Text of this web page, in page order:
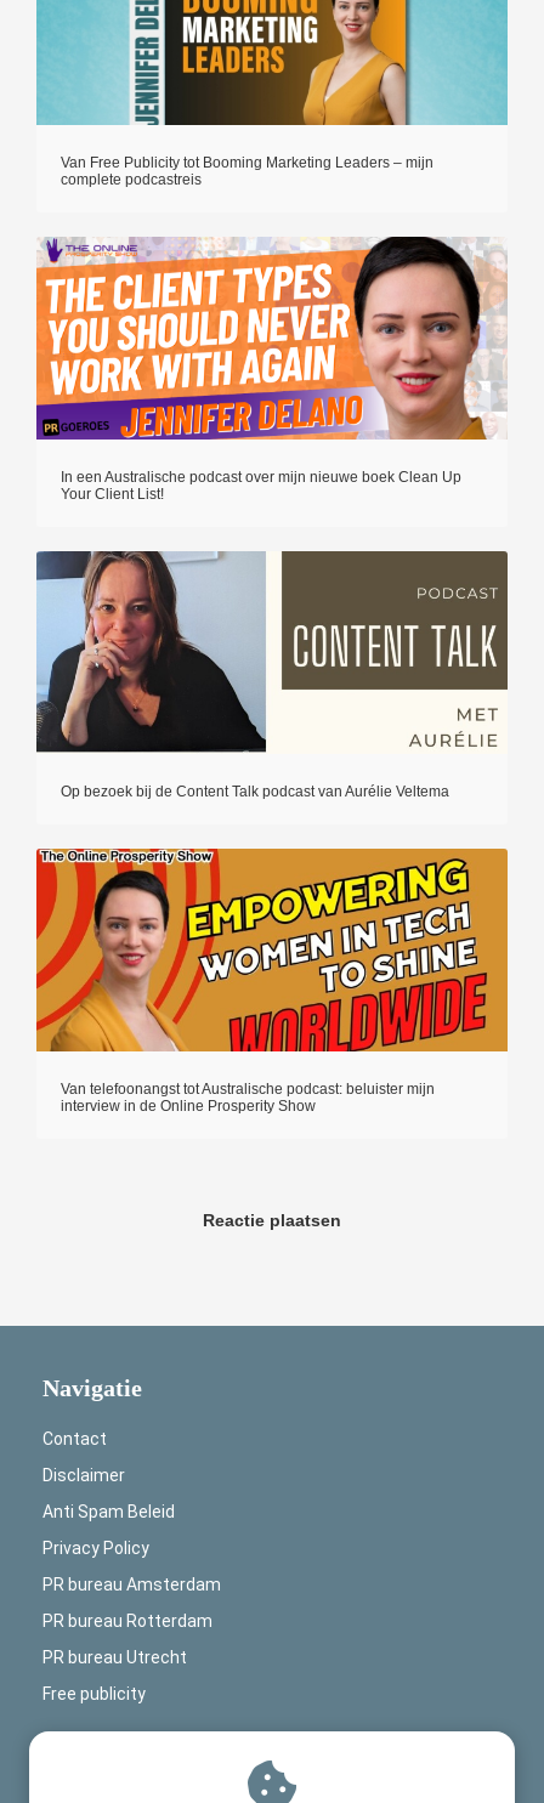
Van Free Publicity tot Booming Marketing Leaders – mijn
complete podcastreis
In een Australische podcast over mijn nieuwe boek Clean Up
Your Client List!
Op bezoek bij de Content Talk podcast van Aurélie Veltema
Van telefoonangst tot Australische podcast: beluister mijn
interview in de Online Prosperity Show
Reactie plaatsen
Navigatie
Contact
Disclaimer
Anti Spam Beleid
Privacy Policy
PR bureau Amsterdam
PR bureau Rotterdam
PR bureau Utrecht
Free publicity